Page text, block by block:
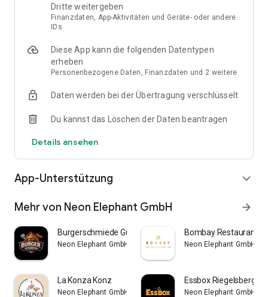
Dritte weitergeben
Finanzdaten, App-Aktivitäten und Geräte- oder andere
IDs
Diese App kann die folgenden Datentypen
erheben
Personenbezogene Daten, Finanzdaten und 2 weitere
Daten werden bei der Übertragung verschlüsselt
Du kannst das Löschen der Daten beantragen
Details ansehen
App-Unterstützung expand_more
Mehr von Neon Elephant GmbH arrow_forward
Burgerschmiede Gütersloh
Neon Elephant GmbH
Bombay Restaurant
Neon Elephant GmbH
La Konza Konz
Neon Elephant GmbH
Essbox Riegelsberg
Neon Elephant GmbH